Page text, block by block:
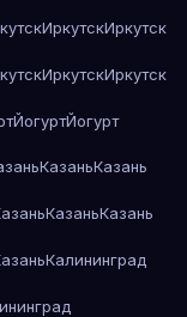
ИркутскИркутск
ИркутскИркутск
ЙогуртЙогурт
КазаньКазань
КазаньКазань
Калининград